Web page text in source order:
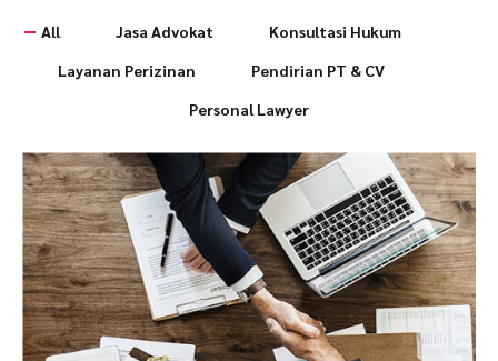
All Jasa Advokat
Konsultasi Hukum
Layanan Perizinan
Pendirian PT & CV
Personal Lawyer